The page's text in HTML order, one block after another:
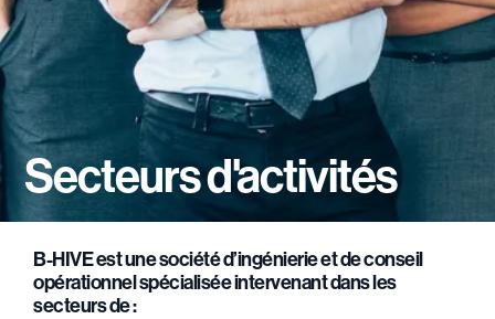
Secteurs d'activités
B-HIVE est une société d’ingénierie et de conseil
opérationnel spécialisée intervenant dans les
secteurs de :